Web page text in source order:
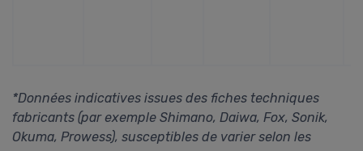
*Données indicatives issues des fiches techniques
fabricants (par exemple Shimano, Daiwa, Fox, Sonik,
Okuma, Prowess), susceptibles de varier selon les